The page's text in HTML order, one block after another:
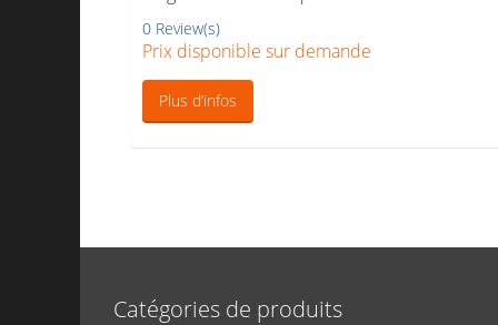
0 Review(s)
Prix disponible sur demande
Plus d’infos
Catégories de produits